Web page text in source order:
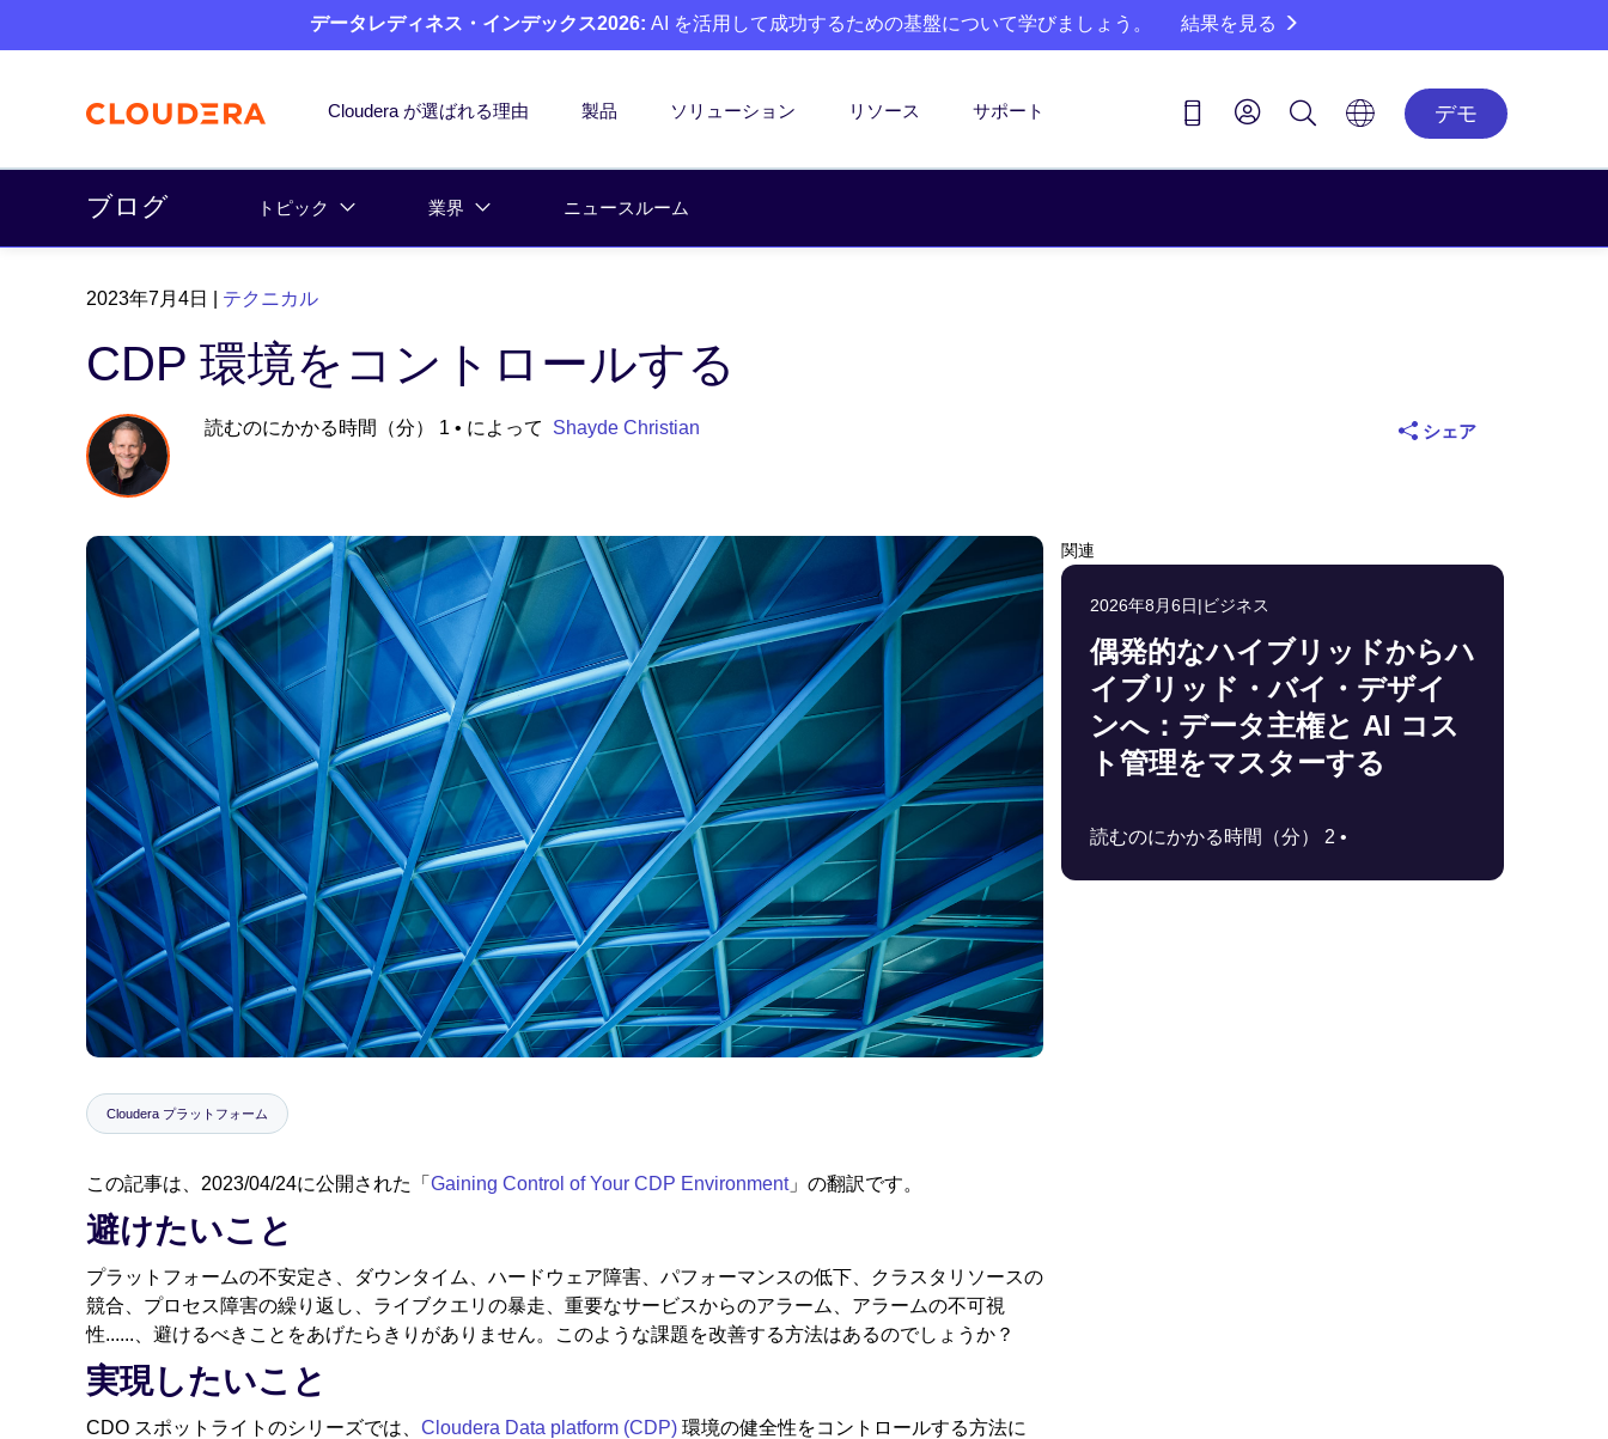
データレディネス・インデックス2026: AI を活用して成功するための基盤について学びましょう。 結果を見る
Cloudera が選ばれる理由 製品 ソリューション リソース サポート デモ
ブログ トピック 業界 ニュースルーム
2023年7月4日 テクニカル
CDP 環境をコントロールする
読むのにかかる時間（分） 1 • によって Shayde Christian シェア
Cloudera プラットフォーム
この記事は、2023/04/24に公開された「 Gaining Control of Your CDP Environment」の翻訳です。
避けたいこと
プラットフォームの不安定さ、ダウンタイム、ハードウェア障害、パフォーマンスの低下、クラスタリソースの
競合、プロセス障害の繰り返し、ライブクエリの暴走、重要なサービスからのアラーム、アラームの不可視
性......、避けるべきことをあげたらきりがありません。このような課題を改善する方法はあるのでしょうか？
実現したいこと
CDO スポットライトのシリーズでは、 Cloudera Data platform (CDP) 環境の健全性をコントロールする方法に
関連
2026年8月6日|ビジネス
偶発的なハイブリッドからハ
イブリッド・バイ・デザイ
ンへ：データ主権と AI コス
ト管理をマスターする
読むのにかかる時間（分） 2 •